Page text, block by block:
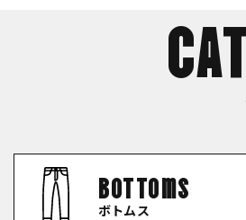
bottoms
ボトムス